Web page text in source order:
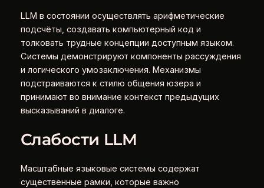
LLM в состоянии осуществлять арифметические
подсчёты, создавать компьютерный код и
толковать трудные концепции доступным языком.
Системы демонстрируют компоненты рассуждения
и логического умозаключения. Механизмы
подстраиваются к стилю общения юзера и
принимают во внимание контекст предыдущих
высказываний в диалоге.
Слабости LLM
Масштабные языковые системы содержат
существенные рамки, которые важно